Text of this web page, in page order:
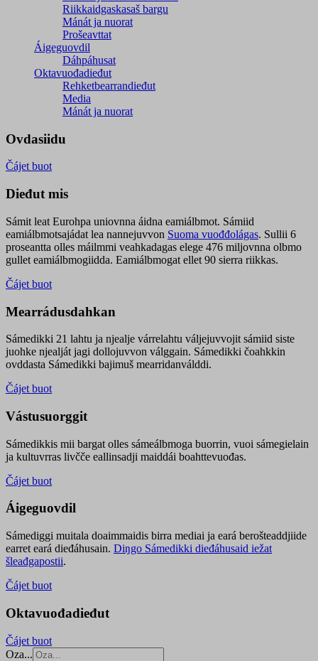
Riikkaidgaskasaš bargu
Mánát ja nuorat
Prošeavttat
Áigeguovdil
Dáhpáhusat
Oktavuođadieđut
Rehketbearrandieđut
Media
Mánát ja nuorat
Ovdasiidu
Čájet buot
Dieđut mis
Sámit leat Eurohpa uniovnna áidna eamiálbmot. Sámiid
eamiálbmotsajádat lea nannejuvvon Suoma vuođđolágas. Sullii 6
proseantta olles máilmmi veahkadagas elege 476 miljovnna olbmo
gullet eamiálbmogiidda. Eamiálbmogat ellet 90 sierra riikkas.
Čájet buot
Mearrádusdahkan
Sámedikki 21 lahtu ja njealje várrelahtu váljejuvvojit sámiid siste
juohke njealját jagi dollojuvvon válggain. Sámedikki čoahkkin
ovddasta Sámedikki bajimuš mearridanválddi.
Čájet buot
Vástusuorggit
Sámedikkis mii bargat olles sámeálbmoga buorrin, vuoi sámegielain
ja kultuvrras livčče eallinsadji maiddái boahttevuođas.
Čájet buot
Áigeguovdil
Sámediggi muitala doaimmaidis birra mediai ja eará berošteaddjiide
earret eará dieđáhusain. Diŋgo Sámedikki dieđáhusaid iežat
šleađgapostii.
Čájet buot
Oktavuođadieđut
Čájet buot
Oza...